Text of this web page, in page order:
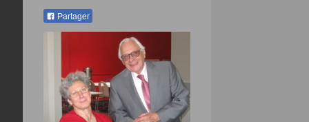
Partager